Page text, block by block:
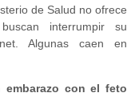
de Salud no ofrece
interrumpir su
Algunas caen en
con el feto